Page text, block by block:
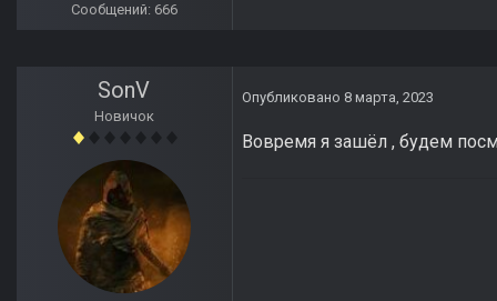
Сообщений: 666
SonV
Новичок
Опубликовано 8 марта, 2023
Вовремя я зашёл , будем